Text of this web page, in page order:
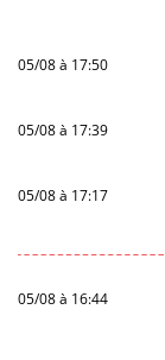
05/08 à 17:50
05/08 à 17:39
05/08 à 17:17
05/08 à 16:44